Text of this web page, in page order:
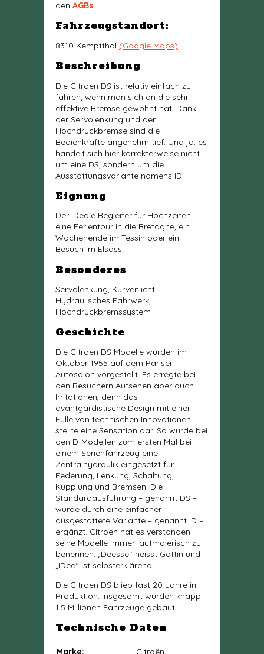
den AGBs.
Fahrzeugstandort:
8310 Kemptthal (Google Maps)
Beschreibung
Die Citroen DS ist relativ einfach zu
fahren, wenn man sich an die sehr
effektive Bremse gewöhnt hat. Dank
der Servolenkung und der
Hochdruckbremse sind die
Bedienkräfte angenehm tief. Und ja, es
handelt sich hier korrekterweise nicht
um eine DS, sondern um die
Ausstattungsvariante namens ID.
Eignung
Der IDeale Begleiter für Hochzeiten,
eine Ferientour in die Bretagne, ein
Wochenende im Tessin oder ein
Besuch im Elsass.
Besonderes
Servolenkung, Kurvenlicht,
Hydraulisches Fahrwerk,
Hochdruckbremssystem
Geschichte
Die Citroen DS Modelle wurden im
Oktober 1955 auf dem Pariser
Autosalon vorgestellt. Es erregte bei
den Besuchern Aufsehen aber auch
Irritationen, denn das
avantgardistische Design mit einer
Fülle von technischen Innovationen
stellte eine Sensation dar. So wurde bei
den D-Modellen zum ersten Mal bei
einem Serienfahrzeug eine
Zentralhydraulik eingesetzt für
Federung, Lenkung, Schaltung,
Kupplung und Bremsen. Die
Standardausführung – genannt DS –
wurde durch eine einfacher
ausgestattete Variante – genannt ID –
ergänzt. Citroen hat es verstanden
seine Modelle immer lautmalerisch zu
benennen. „Deesse“ heisst Göttin und
„IDee“ ist selbsterklärend.
Die Citroen DS blieb fast 20 Jahre in
Produktion. Insgesamt wurden knapp
1.5 Millionen Fahrzeuge gebaut
Technische Daten
Marke: Citroën